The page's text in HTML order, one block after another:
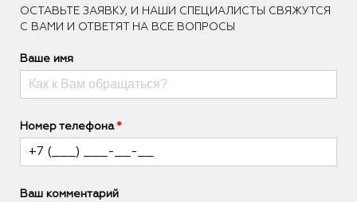
ОCТАВЬТЕ ЗАЯВКУ, И НАШИ СПЕЦИАЛИСТЫ СВЯЖУТСЯ
С ВАМИ И ОТВЕТЯТ НА ВСЕ ВОПРОСЫ
Ваше имя
Номер телефона
Ваш комментарий